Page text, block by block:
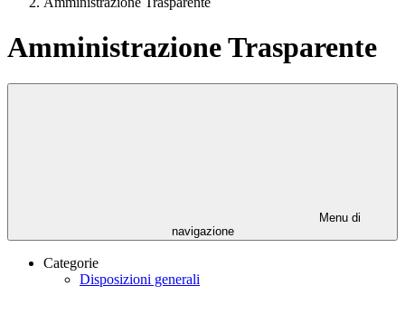
Amministrazione Trasparente
Menu di
navigazione
Categorie
Disposizioni generali